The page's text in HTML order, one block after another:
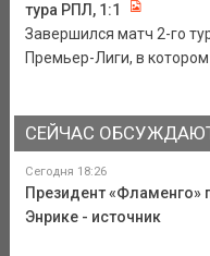
тура РПЛ, 1:1
Завершился матч 2-го
Премьер-Лиги, в котором
СЕЙЧАС
Сегодня 18:26
Президент «Фламенго»
Энрике - источник